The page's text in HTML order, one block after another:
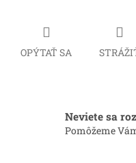
OPÝTAŤ SA
Neviete sa
Pomôžeme